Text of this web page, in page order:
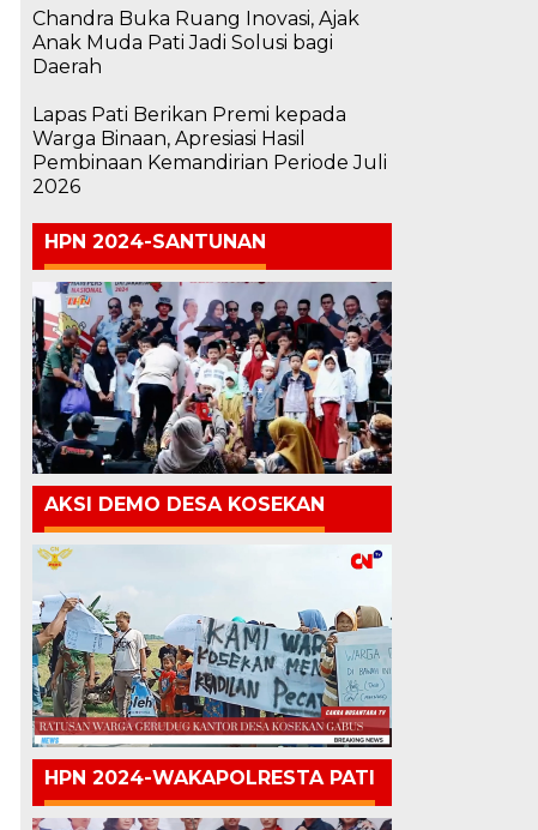
Chandra Buka Ruang Inovasi, Ajak
Anak Muda Pati Jadi Solusi bagi
Daerah
Lapas Pati Berikan Premi kepada
Warga Binaan, Apresiasi Hasil
Pembinaan Kemandirian Periode Juli
2026
HPN 2024-SANTUNAN
AKSI DEMO DESA KOSEKAN
HPN 2024-WAKAPOLRESTA PATI